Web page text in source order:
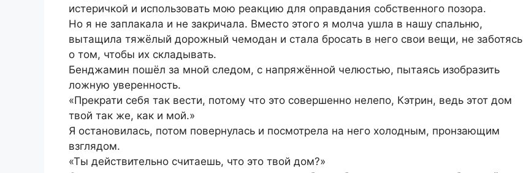
истеричкой и использовать мою реакцию для оправдания собственного позора.
Но я не заплакала и не закричала. Вместо этого я молча ушла в нашу спальню,
вытащила тяжёлый дорожный чемодан и стала бросать в него свои вещи, не заботясь
о том, чтобы их складывать.
Бенджамин пошёл за мной следом, с напряжённой челюстью, пытаясь изобразить
ложную уверенность.
«Прекрати себя так вести, потому что это совершенно нелепо, Кэтрин, ведь этот дом
твой так же, как и мой.»
Я остановилась, потом повернулась и посмотрела на него холодным, пронзающим
взглядом.
«Ты действительно считаешь, что это твой дом?»